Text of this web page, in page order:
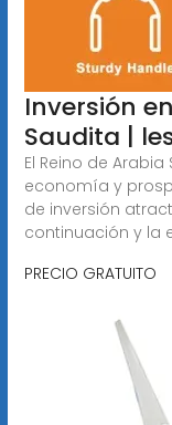
Inversión
Saudita |
El Reino de
economía y
de inversión
continuación y la
PRECIO GRATUITO